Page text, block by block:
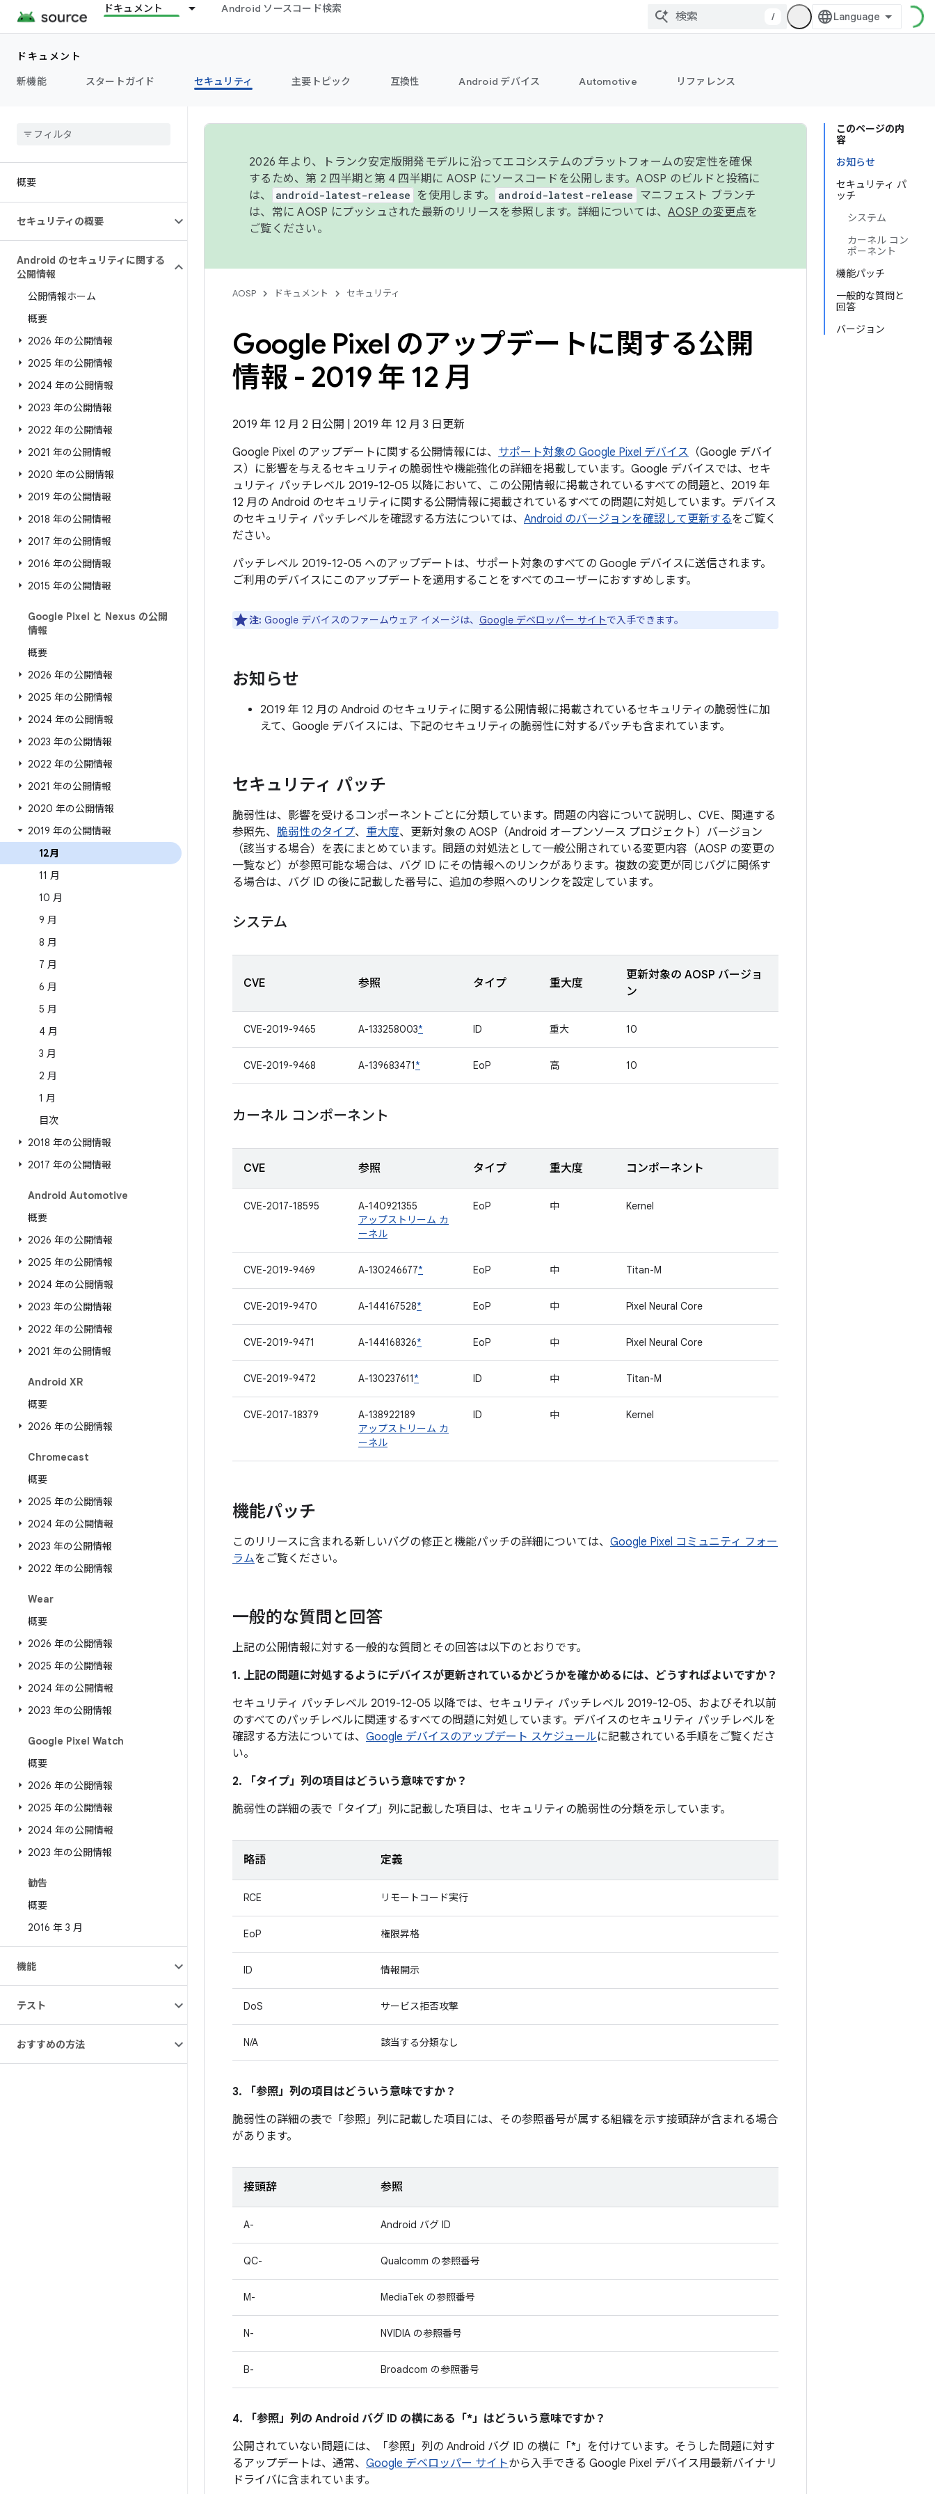
ドキュメント Android ソースコード検索
/
ドキュメント
新機能
スタートガイド セキュリティ 主要トピック 互換性 Android デバイス Automotive リファレンス
概要
セキュリティの概要
Android のセキュリティに関する
公開情報
公開情報ホーム
概要
2026 年の公開情報
2025 年の公開情報
2024 年の公開情報
2023 年の公開情報
2022 年の公開情報
2021 年の公開情報
2020 年の公開情報
2019 年の公開情報
2018 年の公開情報
2017 年の公開情報
2016 年の公開情報
2015 年の公開情報
Google Pixel と Nexus の公開
情報
概要
2026 年の公開情報
2025 年の公開情報
2024 年の公開情報
2023 年の公開情報
2022 年の公開情報
2021 年の公開情報
2020 年の公開情報
2019 年の公開情報
12月
11 月
10 月
9 月
8 月
7 月
6 月
5 月
4 月
3 月
2 月
1 月
目次
2018 年の公開情報
2017 年の公開情報
Android Automotive
概要
2026 年の公開情報
2025 年の公開情報
2024 年の公開情報
2023 年の公開情報
2022 年の公開情報
2021 年の公開情報
Android XR
概要
2026 年の公開情報
Chromecast
概要
2025 年の公開情報
2024 年の公開情報
2023 年の公開情報
2022 年の公開情報
Wear
概要
2026 年の公開情報
2025 年の公開情報
2024 年の公開情報
2023 年の公開情報
Google Pixel Watch
概要
2026 年の公開情報
2025 年の公開情報
2024 年の公開情報
2023 年の公開情報
勧告
概要
2016 年 3 月
機能
テスト
おすすめの方法
このページの内
容
お知らせ
セキュリティ パ
ッチ
システム
カーネル コン
ポーネント
機能パッチ
一般的な質問と
回答
バージョン
2026 年より、トランク安定版開発モデルに沿ってエコシステムのプラットフォームの安定性を確保
するため、第 2 四半期と第 4 四半期に AOSP にソースコードを公開します。AOSP のビルドと投稿に
は、
android-latest-release を使用します。 android-latest-release
マニフェスト ブランチ
は、常に AOSP にプッシュされた最新のリリースを参照します。詳細については、 AOSP の変更点を
ご覧ください。
AOSP ドキュメント セキュリティ
Google Pixel のアップデートに関する公開
情報 - 2019 年 12 月
2019 年 12 月 2 日公開 | 2019 年 12 月 3 日更新
Google Pixel のアップデートに関する公開情報には、 サポート対象の Google Pixel デバイス （Google デバイ
ス）に影響を与えるセキュリティの脆弱性や機能強化の詳細を掲載しています。Google デバイスでは、セキ
ュリティ パッチレベル 2019-12-05 以降において、この公開情報に掲載されているすべての問題と、2019 年
12 月の Android のセキュリティに関する公開情報に掲載されているすべての問題に対処しています。デバイス
のセキュリティ パッチレベルを確認する方法については、 Android のバージョンを確認して更新するをご覧く
ださい。
パッチレベル 2019-12-05 へのアップデートは、サポート対象のすべての Google デバイスに送信されます。
ご利用のデバイスにこのアップデートを適用することをすべてのユーザーにおすすめします。
注: Google デバイスのファームウェア イメージは、 Google デベロッパー サイトで入手できます。
お知らせ
2019 年 12 月の Android のセキュリティに関する公開情報に掲載されているセキュリティの脆弱性に加
えて、Google デバイスには、下記のセキュリティの脆弱性に対するパッチも含まれています。
セキュリティ パッチ
脆弱性は、影響を受けるコンポーネントごとに分類しています。問題の内容について説明し、CVE、関連する
参照先、 脆弱性のタイプ、 重大度、更新対象の AOSP（Android オープンソース プロジェクト）バージョン
（該当する場合）を表にまとめています。問題の対処法として一般公開されている変更内容（AOSP の変更の
一覧など）が参照可能な場合は、バグ ID にその情報へのリンクがあります。複数の変更が同じバグに関係す
る場合は、バグ ID の後に記載した番号に、追加の参照へのリンクを設定しています。
システム
CVE 参照 タイプ 重大度
更新対象の AOSP バージョ
ン
CVE-2019-9465 A-133258003* ID 重大 10
CVE-2019-9468 A-139683471* EoP 高 10
カーネル コンポーネント
CVE 参照 タイプ 重大度 コンポーネント
CVE-2017-18595
A-140921355
アップストリーム カ
ーネル
EoP 中 Kernel
CVE-2019-9469 A-130246677* EoP 中 Titan-M
CVE-2019-9470 A-144167528* EoP 中 Pixel Neural Core
CVE-2019-9471 A-144168326* EoP 中 Pixel Neural Core
CVE-2019-9472 A-130237611* ID 中 Titan-M
CVE-2017-18379
A-138922189
アップストリーム カ
ーネル
ID 中 Kernel
機能パッチ
このリリースに含まれる新しいバグの修正と機能パッチの詳細については、 Google Pixel コミュニティ フォー
ラムをご覧ください。
一般的な質問と回答
上記の公開情報に対する一般的な質問とその回答は以下のとおりです。
1. 上記の問題に対処するようにデバイスが更新されているかどうかを確かめるには、どうすればよいですか？
セキュリティ パッチレベル 2019-12-05 以降では、セキュリティ パッチレベル 2019-12-05、およびそれ以前
のすべてのパッチレベルに関連するすべての問題に対処しています。デバイスのセキュリティ パッチレベルを
確認する方法については、 Google デバイスのアップデート スケジュールに記載されている手順をご覧くださ
い。
2. 「タイプ」 列の項目はどういう意味ですか？
脆弱性の詳細の表で「タイプ」 列に記載した項目は、セキュリティの脆弱性の分類を示しています。
略語 定義
RCE リモートコード実行
EoP 権限昇格
ID 情報開示
DoS サービス拒否攻撃
N/A 該当する分類なし
3. 「参照」 列の項目はどういう意味ですか？
脆弱性の詳細の表で「参照」 列に記載した項目には、その参照番号が属する組織を示す接頭辞が含まれる場合
があります。
接頭辞 参照
A- Android バグ ID
QC- Qualcomm の参照番号
M- MediaTek の参照番号
N- NVIDIA の参照番号
B- Broadcom の参照番号
4. 「参照」 列の Android バグ ID の横にある「*」はどういう意味ですか？
公開されていない問題には、「参照」列の Android バグ ID の横に「*」を付けています。そうした問題に対す
るアップデートは、通常、 Google デベロッパー サイトから入手できる Google Pixel デバイス用最新バイナリ
ドライバに含まれています。